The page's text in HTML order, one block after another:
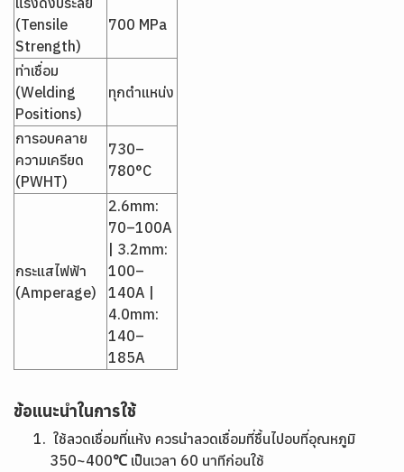
(Tensile
Strength)
700 MPa
ท่าเชื่อม
(Welding
Positions)
ทุกตำแหน่ง
การอบคลาย
ความเครียด
(PWHT)
730–
780°C
กระแสไฟฟ้า
(Amperage)
2.6mm:
70–100A
| 3.2mm:
100–
140A |
4.0mm:
140–
185A
ข้อแนะนำในการใช้
ใช้ลวดเชื่อมที่แห้ง ควรนำลวดเชื่อมที่ชื้นไปอบที่อุณหภูมิ
350~400℃ เป็นเวลา 60 นาทีก่อนใช้